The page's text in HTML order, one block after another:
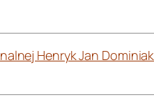
Henryk Jan Dominiak